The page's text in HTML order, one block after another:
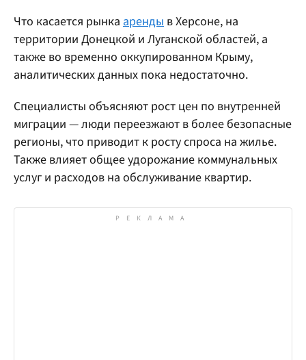
Что касается рынка аренды в Херсоне, на
территории Донецкой и Луганской областей, а
также во временно оккупированном Крыму,
аналитических данных пока недостаточно.
Специалисты объясняют рост цен по внутренней
миграции — люди переезжают в более безопасные
регионы, что приводит к росту спроса на жилье.
Также влияет общее удорожание коммунальных
услуг и расходов на обслуживание квартир.